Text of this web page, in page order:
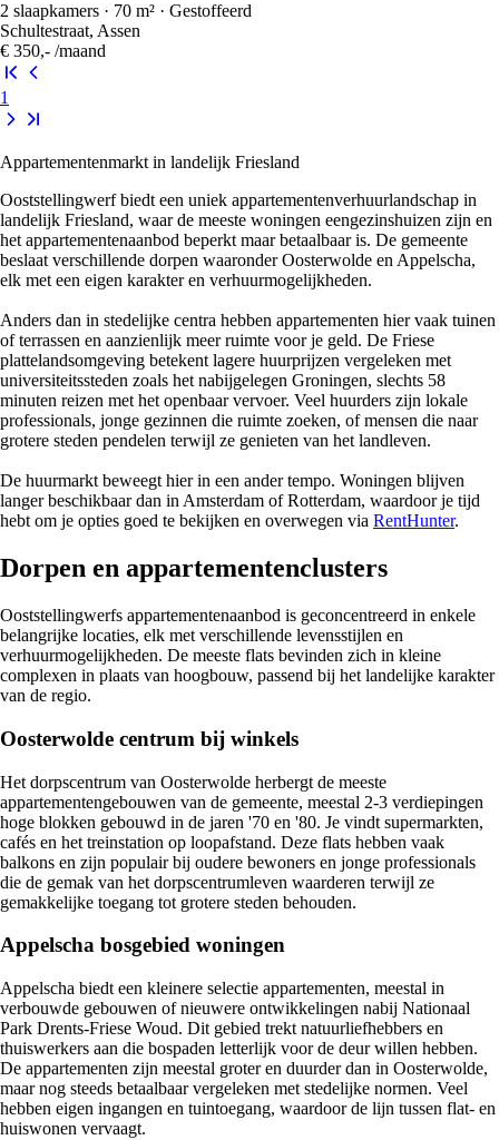
2 slaapkamers · 70 m² · Gestoffeerd
Schultestraat, Assen
€ 350,- /maand
1
Appartementenmarkt in landelijk Friesland
Ooststellingwerf biedt een uniek appartementenverhuurlandschap in
landelijk Friesland, waar de meeste woningen eengezinshuizen zijn en
het appartementenaanbod beperkt maar betaalbaar is. De gemeente
beslaat verschillende dorpen waaronder Oosterwolde en Appelscha,
elk met een eigen karakter en verhuurmogelijkheden.
Anders dan in stedelijke centra hebben appartementen hier vaak tuinen
of terrassen en aanzienlijk meer ruimte voor je geld. De Friese
plattelandsomgeving betekent lagere huurprijzen vergeleken met
universiteitssteden zoals het nabijgelegen Groningen, slechts 58
minuten reizen met het openbaar vervoer. Veel huurders zijn lokale
professionals, jonge gezinnen die ruimte zoeken, of mensen die naar
grotere steden pendelen terwijl ze genieten van het landleven.
De huurmarkt beweegt hier in een ander tempo. Woningen blijven
langer beschikbaar dan in Amsterdam of Rotterdam, waardoor je tijd
hebt om je opties goed te bekijken en overwegen via RentHunter.
Dorpen en appartementenclusters
Ooststellingwerfs appartementenaanbod is geconcentreerd in enkele
belangrijke locaties, elk met verschillende levensstijlen en
verhuurmogelijkheden. De meeste flats bevinden zich in kleine
complexen in plaats van hoogbouw, passend bij het landelijke karakter
van de regio.
Oosterwolde centrum bij winkels
Het dorpscentrum van Oosterwolde herbergt de meeste
appartementengebouwen van de gemeente, meestal 2-3 verdiepingen
hoge blokken gebouwd in de jaren '70 en '80. Je vindt supermarkten,
cafés en het treinstation op loopafstand. Deze flats hebben vaak
balkons en zijn populair bij oudere bewoners en jonge professionals
die de gemak van het dorpscentrumleven waarderen terwijl ze
gemakkelijke toegang tot grotere steden behouden.
Appelscha bosgebied woningen
Appelscha biedt een kleinere selectie appartementen, meestal in
verbouwde gebouwen of nieuwere ontwikkelingen nabij Nationaal
Park Drents-Friese Woud. Dit gebied trekt natuurliefhebbers en
thuiswerkers aan die bospaden letterlijk voor de deur willen hebben.
De appartementen zijn meestal groter en duurder dan in Oosterwolde,
maar nog steeds betaalbaar vergeleken met stedelijke normen. Veel
hebben eigen ingangen en tuintoegang, waardoor de lijn tussen flat- en
huiswonen vervaagt.